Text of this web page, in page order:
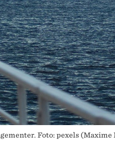
Foto: pexels